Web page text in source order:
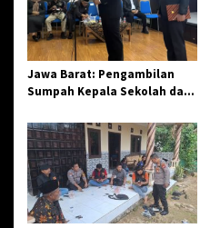
Jawa Barat: Pengambilan
Sumpah Kepala Sekolah dan
Penegasan Integritas
Aparatur Pendidikan dan
Birokrasi